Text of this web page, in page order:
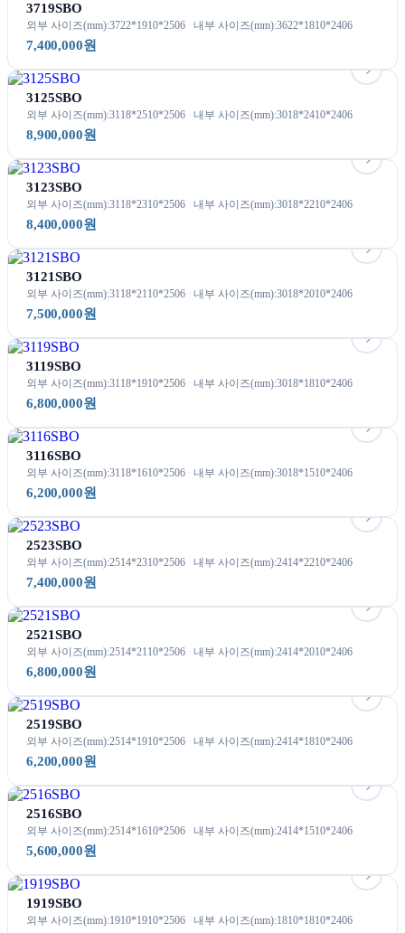
3719SBO
외부 사이즈(mm):3722*1910*2506 내부 사이즈(mm):3622*1810*2406
7,400,000원
3125SBO
외부 사이즈(mm):3118*2510*2506 내부 사이즈(mm):3018*2410*2406
8,900,000원
3123SBO
외부 사이즈(mm):3118*2310*2506 내부 사이즈(mm):3018*2210*2406
8,400,000원
3121SBO
외부 사이즈(mm):3118*2110*2506 내부 사이즈(mm):3018*2010*2406
7,500,000원
3119SBO
외부 사이즈(mm):3118*1910*2506 내부 사이즈(mm):3018*1810*2406
6,800,000원
3116SBO
외부 사이즈(mm):3118*1610*2506 내부 사이즈(mm):3018*1510*2406
6,200,000원
2523SBO
외부 사이즈(mm):2514*2310*2506 내부 사이즈(mm):2414*2210*2406
7,400,000원
2521SBO
외부 사이즈(mm):2514*2110*2506 내부 사이즈(mm):2414*2010*2406
6,800,000원
2519SBO
외부 사이즈(mm):2514*1910*2506 내부 사이즈(mm):2414*1810*2406
6,200,000원
2516SBO
외부 사이즈(mm):2514*1610*2506 내부 사이즈(mm):2414*1510*2406
5,600,000원
1919SBO
외부 사이즈(mm):1910*1910*2506 내부 사이즈(mm):1810*1810*2406